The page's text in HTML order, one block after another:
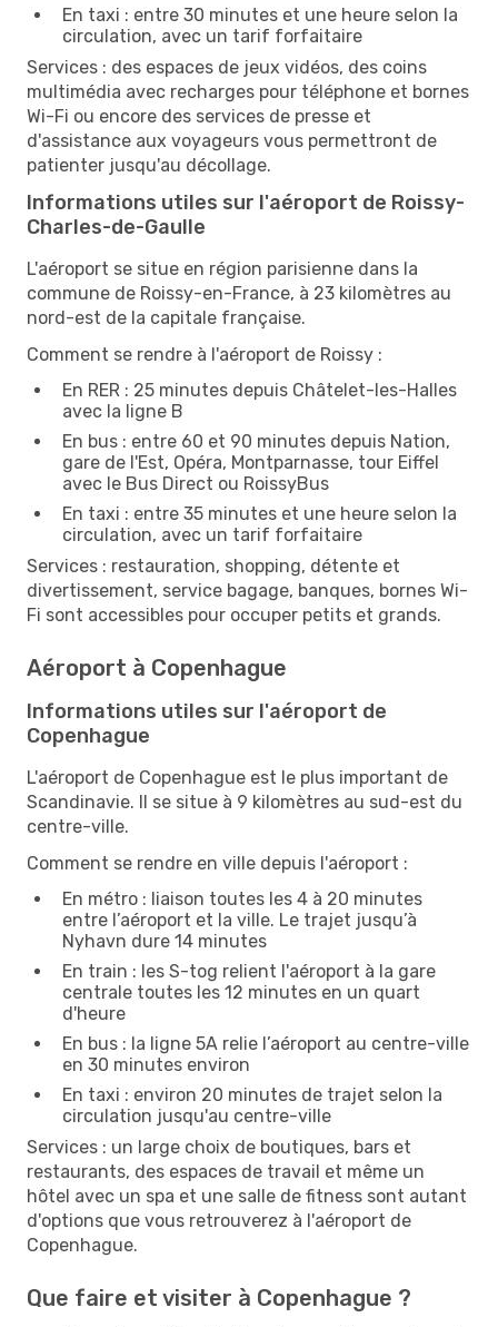
En taxi : entre 30 minutes et une heure selon la
circulation, avec un tarif forfaitaire
Services : des espaces de jeux vidéos, des coins
multimédia avec recharges pour téléphone et bornes
Wi-Fi ou encore des services de presse et
d'assistance aux voyageurs vous permettront de
patienter jusqu'au décollage.
Informations utiles sur l'aéroport de Roissy-
Charles-de-Gaulle
L'aéroport se situe en région parisienne dans la
commune de Roissy-en-France, à 23 kilomètres au
nord-est de la capitale française.
Comment se rendre à l'aéroport de Roissy :
En RER : 25 minutes depuis Châtelet-les-Halles
avec la ligne B
En bus : entre 60 et 90 minutes depuis Nation,
gare de l'Est, Opéra, Montparnasse, tour Eiffel
avec le Bus Direct ou RoissyBus
En taxi : entre 35 minutes et une heure selon la
circulation, avec un tarif forfaitaire
Services : restauration, shopping, détente et
divertissement, service bagage, banques, bornes Wi-
Fi sont accessibles pour occuper petits et grands.
Aéroport à Copenhague
Informations utiles sur l'aéroport de
Copenhague
L'aéroport de Copenhague est le plus important de
Scandinavie. Il se situe à 9 kilomètres au sud-est du
centre-ville.
Comment se rendre en ville depuis l'aéroport :
En métro : liaison toutes les 4 à 20 minutes
entre l’aéroport et la ville. Le trajet jusqu’à
Nyhavn dure 14 minutes
En train : les S-tog relient l'aéroport à la gare
centrale toutes les 12 minutes en un quart
d'heure
En bus : la ligne 5A relie l’aéroport au centre-ville
en 30 minutes environ
En taxi : environ 20 minutes de trajet selon la
circulation jusqu'au centre-ville
Services : un large choix de boutiques, bars et
restaurants, des espaces de travail et même un
hôtel avec un spa et une salle de fitness sont autant
d'options que vous retrouverez à l'aéroport de
Copenhague.
Que faire et visiter à Copenhague ?